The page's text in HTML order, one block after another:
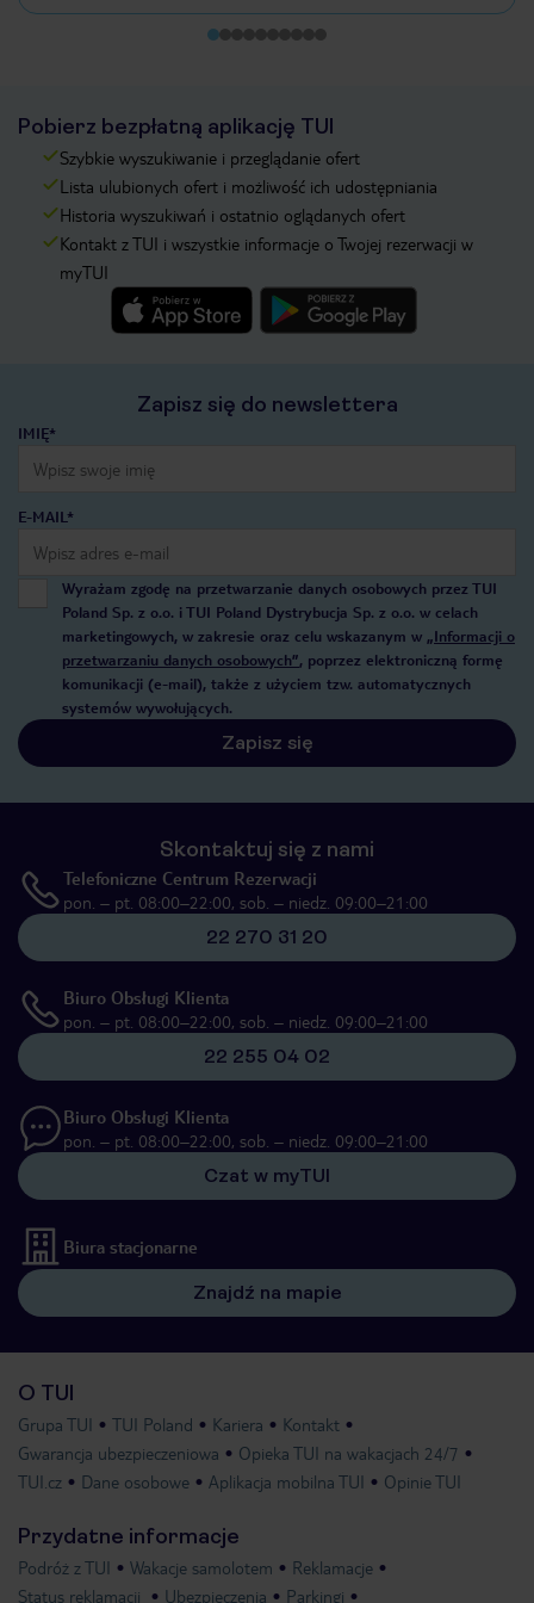
Pobierz bezpłatną aplikację TUI
Szybkie wyszukiwanie i przeglądanie ofert
Lista ulubionych ofert i możliwość ich udostępniania
Historia wyszukiwań i ostatnio oglądanych ofert
Kontakt z TUI i wszystkie informacje o Twojej rezerwacji w
myTUI
Zapisz się do newslettera
IMIĘ*
E-MAIL*
Wyrażam zgodę na przetwarzanie danych osobowych przez TUI
Poland Sp. z o.o. i TUI Poland Dystrybucja Sp. z o.o. w celach
marketingowych, w zakresie oraz celu wskazanym w „Informacji o
przetwarzaniu danych osobowych”, poprzez elektroniczną formę
komunikacji (e-mail), także z użyciem tzw. automatycznych
systemów wywołujących.
Zapisz się
Skontaktuj się z nami
Telefoniczne Centrum Rezerwacji
pon. – pt. 08:00–22:00, sob. – niedz. 09:00–21:00
22 270 31 20
Biuro Obsługi Klienta
pon. – pt. 08:00–22:00, sob. – niedz. 09:00–21:00
22 255 04 02
Biuro Obsługi Klienta
pon. – pt. 08:00–22:00, sob. – niedz. 09:00–21:00
Czat w myTUI
Biura stacjonarne
Znajdź na mapie
O TUI
Grupa TUI TUI Poland Kariera
Kontakt
Gwarancja ubezpieczeniowa
Opieka TUI na wakacjach 24/7
TUI.cz
Dane osobowe Aplikacja mobilna TUI Opinie TUI
Przydatne informacje
Podróż z TUI Wakacje samolotem
Reklamacje
Status reklamacji
Ubezpieczenia Parkingi